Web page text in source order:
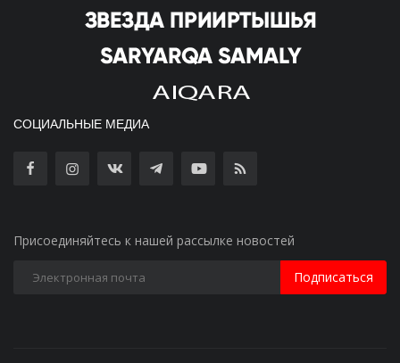
СОЦИАЛЬНЫЕ МЕДИА
Присоединяйтесь к нашей рассылке новостей
Подписаться